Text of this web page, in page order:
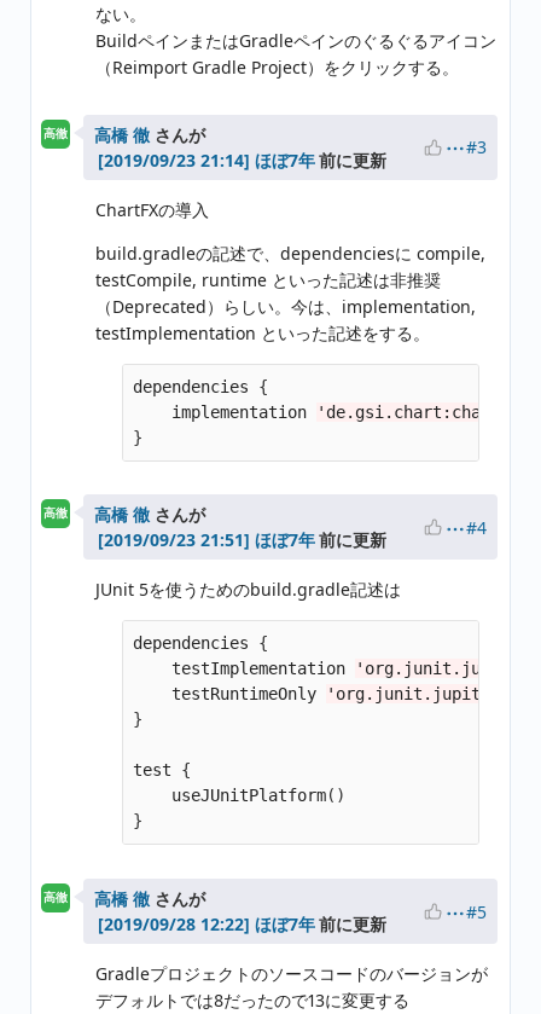
ない。
BuildペインまたはGradleペインのぐるぐるアイコン
（Reimport Gradle Project）をクリックする。
高徹 高橋 徹 さんが
ほぼ7年前に更新
#3
ChartFXの導入
build.gradleの記述で、dependenciesに compile,
testCompile, runtime といった記述は非推奨
（Deprecated）らしい。今は、implementation,
testImplementation といった記述をする。
dependencies
{
implementation
'de.gsi.chart:chartfx-
}
高徹 高橋 徹 さんが
ほぼ7年前に更新
#4
JUnit 5を使うためのbuild.gradle記述は
dependencies
{
testImplementation
testRuntimeOnly
}
test
{
useJUnitPlatform()
}
高徹 高橋 徹 さんが
ほぼ7年前に更新
#5
Gradleプロジェクトのソースコードのバージョンが
デフォルトでは8だったので13に変更する